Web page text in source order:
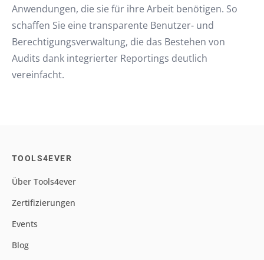
Anwendungen, die sie für ihre Arbeit benötigen. So
schaffen Sie eine transparente Benutzer- und
Berechtigungsverwaltung, die das Bestehen von
Audits dank integrierter Reportings deutlich
vereinfacht.
TOOLS4EVER
Über Tools4ever
Zertifizierungen
Events
Blog